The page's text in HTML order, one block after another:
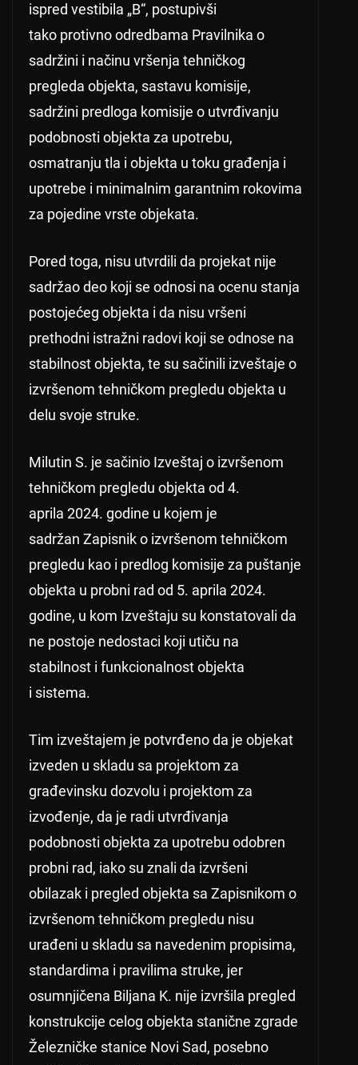
ispred vestibila „B“, postupivši
tako protivno odredbama Pravilnika o
sadržini i načinu vršenja tehničkog
pregleda objekta, sastavu komisije,
sadržini predloga komisije o utvrđivanju
podobnosti objekta za upotrebu,
osmatranju tla i objekta u toku građenja i
upotrebe i minimalnim garantnim rokovima
za pojedine vrste objekata.
Pored toga, nisu utvrdili da projekat nije
sadržao deo koji se odnosi na ocenu stanja
postojećeg objekta i da nisu vršeni
prethodni istražni radovi koji se odnose na
stabilnost objekta, te su sačinili izveštaje o
izvršenom tehničkom pregledu objekta u
delu svoje struke.
Milutin S. je sačinio Izveštaj o izvršenom
tehničkom pregledu objekta od 4.
aprila 2024. godine u kojem je
sadržan Zapisnik o izvršenom tehničkom
pregledu kao i predlog komisije za puštanje
objekta u probni rad od 5. aprila 2024.
godine, u kom Izveštaju su konstatovali da
ne postoje nedostaci koji utiču na
stabilnost i funkcionalnost objekta
i sistema.
Tim izveštajem je potvrđeno da je objekat
izveden u skladu sa projektom za
građevinsku dozvolu i projektom za
izvođenje, da je radi utvrđivanja
podobnosti objekta za upotrebu odobren
probni rad, iako su znali da izvršeni
obilazak i pregled objekta sa Zapisnikom o
izvršenom tehničkom pregledu nisu
urađeni u skladu sa navedenim propisima,
standardima i pravilima struke, jer
osumnjičena Biljana K. nije izvršila pregled
konstrukcije celog objekta stanične zgrade
Železničke stanice Novi Sad, posebno